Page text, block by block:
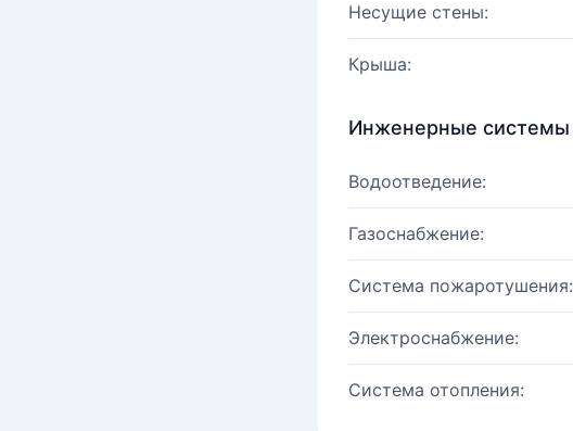
Несущие стены:
Крыша:
Инженерные системы
Водоотведение:
Газоснабжение:
Система пожаротушения:
Электроснабжение:
Система отопления: